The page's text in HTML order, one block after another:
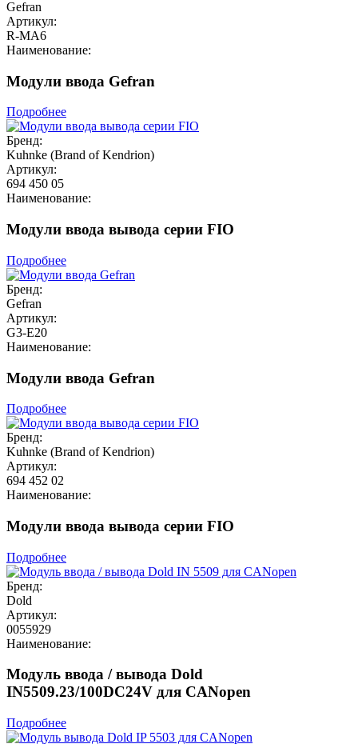
Gefran
Артикул:
R-MA6
Наименование:
Модули ввода Gefran
Подробнее
Бренд:
Kuhnke (Brand of Kendrion)
Артикул:
694 450 05
Наименование:
Модули ввода вывода серии FIO
Подробнее
Бренд:
Gefran
Артикул:
G3-E20
Наименование:
Модули ввода Gefran
Подробнее
Бренд:
Kuhnke (Brand of Kendrion)
Артикул:
694 452 02
Наименование:
Модули ввода вывода серии FIO
Подробнее
Бренд:
Dold
Артикул:
0055929
Наименование:
Модуль ввода / вывода Dold
IN5509.23/100DC24V для CANopen
Подробнее